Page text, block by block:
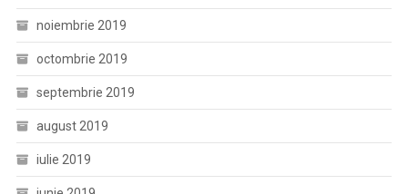
noiembrie 2019
octombrie 2019
septembrie 2019
august 2019
iulie 2019